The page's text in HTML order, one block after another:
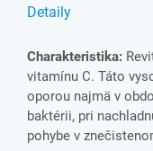
Detaily
Charakteristika:
vitamínu C. Táto
oporou najmä v
baktérii, pri
pohybe v